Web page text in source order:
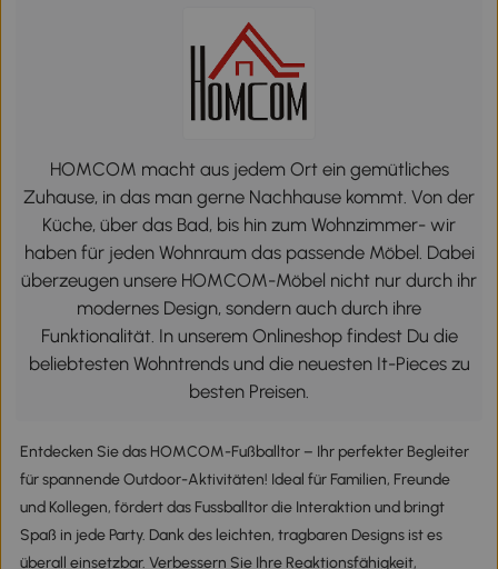
HOMCOM macht aus jedem Ort ein gemütliches
Zuhause, in das man gerne Nachhause kommt. Von der
Küche, über das Bad, bis hin zum Wohnzimmer- wir
haben für jeden Wohnraum das passende Möbel. Dabei
überzeugen unsere HOMCOM-Möbel nicht nur durch ihr
modernes Design, sondern auch durch ihre
Funktionalität. In unserem Onlineshop findest Du die
beliebtesten Wohntrends und die neuesten It-Pieces zu
besten Preisen.
Entdecken Sie das HOMCOM-Fußballtor – Ihr perfekter Begleiter
für spannende Outdoor-Aktivitäten! Ideal für Familien, Freunde
und Kollegen, fördert das Fussballtor die Interaktion und bringt
Spaß in jede Party. Dank des leichten, tragbaren Designs ist es
überall einsetzbar. Verbessern Sie Ihre Reaktionsfähigkeit,